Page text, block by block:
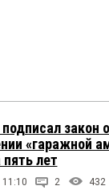
закон
«гаражной
лет
11:10 2 432